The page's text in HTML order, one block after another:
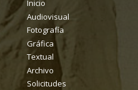
Inicio
Audiovisual
Fotografía
Gráfica
Textual
Archivo
Solicitudes